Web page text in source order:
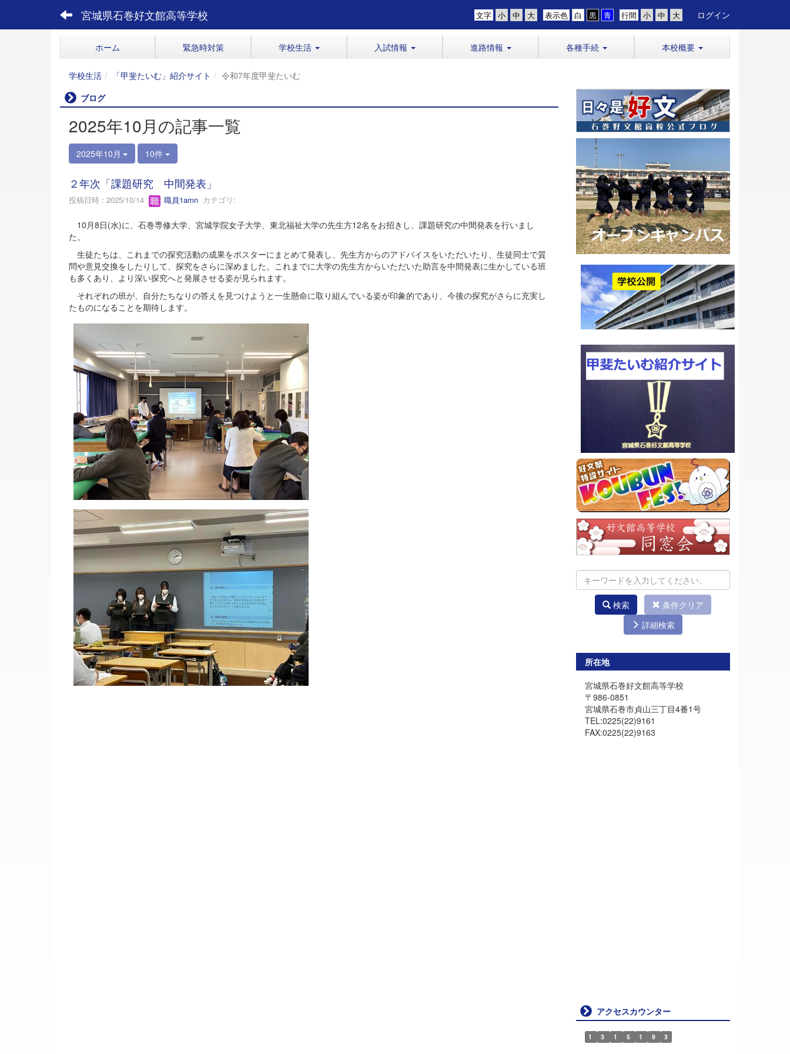
宮城県石巻好文館高等学校 行間
表示色
文字 ログイン
ホーム 緊急時対策 学校生活 入試情報 進路情報 各種手続 本校概要
学校生活 「甲斐たいむ」紹介サイト
令和7年度甲斐たいむ
ブログ
2025年10月の記事一覧
2025年10月 10件
２年次「課題研究 中間発表」
投稿日時 : 2025/10/14 職員1amn カテゴリ:
10月8日(水)に、石巻専修大学、宮城学院女子大学、東北福祉大学の先生方12名をお招きし、課題研究の中間発表を行いまし
た。
生徒たちは、これまでの探究活動の成果をポスターにまとめて発表し、先生方からのアドバイスをいただいたり、生徒同士で質
問や意見交換をしたりして、探究をさらに深めました。これまでに大学の先生方からいただいた助言を中間発表に生かしている班
も多くあり、より深い探究へと発展させる姿が見られます。
それぞれの班が、自分たちなりの答えを見つけようと一生懸命に取り組んでいる姿が印象的であり、今後の探究がさらに充実し
たものになることを期待します。
検索
条件クリア
詳細検索
所在地
宮城県石巻好文館高等学校
〒986-0851
宮城県石巻市貞山三丁目4番1号
TEL:0225(22)9161
FAX:0225(22)9163
アクセスカウンター
1 3 1 5 1 9 3